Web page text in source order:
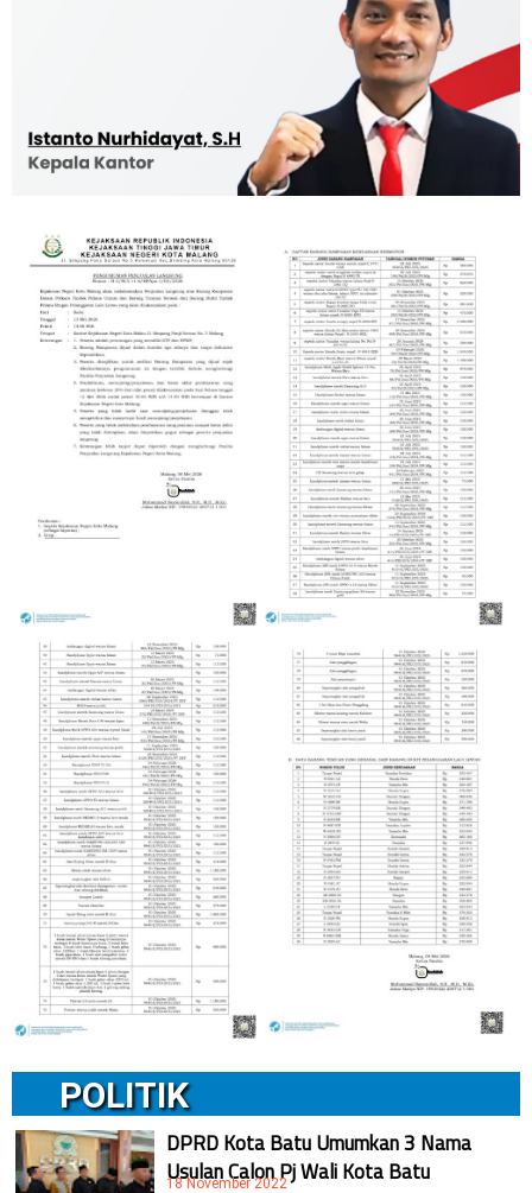
POLITIK
DPRD Kota Batu Umumkan 3 Nama
Usulan Calon Pj Wali Kota Batu
18 November 2022